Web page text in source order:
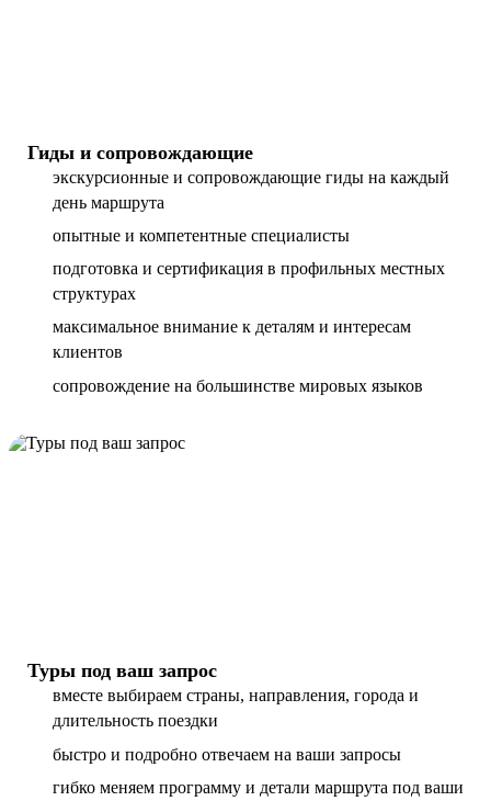
Гиды и сопровождающие
экскурсионные и сопровождающие гиды на каждый
день маршрута
опытные и компетентные специалисты
подготовка и сертификация в профильных местных
структурах
максимальное внимание к деталям и интересам
клиентов
сопровождение на большинстве мировых языков
Туры под ваш запрос
вместе выбираем страны, направления, города и
длительность поездки
быстро и подробно отвечаем на ваши запросы
гибко меняем программу и детали маршрута под ваши